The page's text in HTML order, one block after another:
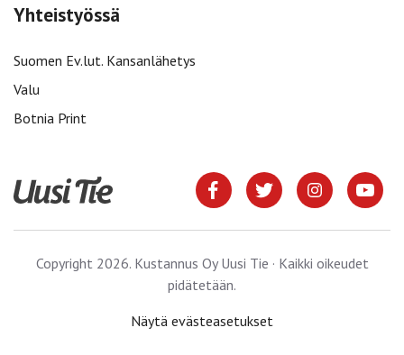
Yhteistyössä
Suomen Ev.lut. Kansanlähetys
Valu
Botnia Print
Copyright 2026. Kustannus Oy Uusi Tie · Kaikki oikeudet
pidätetään.
Näytä evästeasetukset